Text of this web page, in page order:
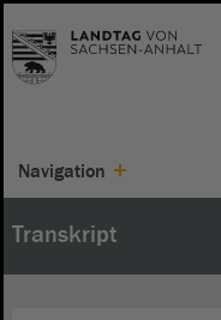
Navigation
Transkript